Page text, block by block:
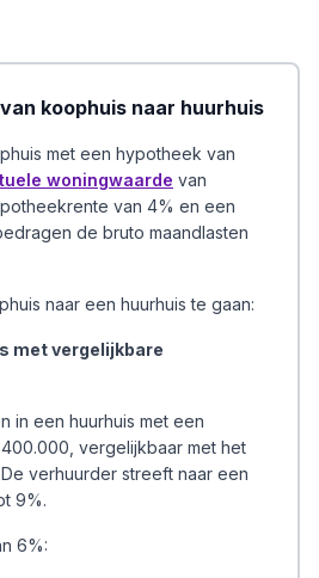
koophuis naar huurhuis
met een hypotheek van
woningwaarde van
van 4% en een
de bruto maandlasten
naar een huurhuis te gaan:
met vergelijkbare
in een huurhuis met een
vergelijkbaar met het
verhuurder streeft naar een
9%.
6%: